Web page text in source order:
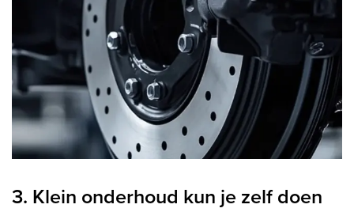
3. Klein onderhoud kun je zelf doen